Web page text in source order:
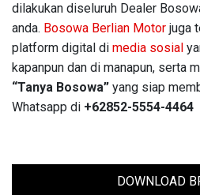
dilakukan diseluruh Dealer
anda. Bosowa Berlian Motor juga
platform digital di media sosial
kapanpun dan di manapun, serta
“Tanya Bosowa” yang siap
Whatsapp di +62852-5554-4464
DOWNLOAD